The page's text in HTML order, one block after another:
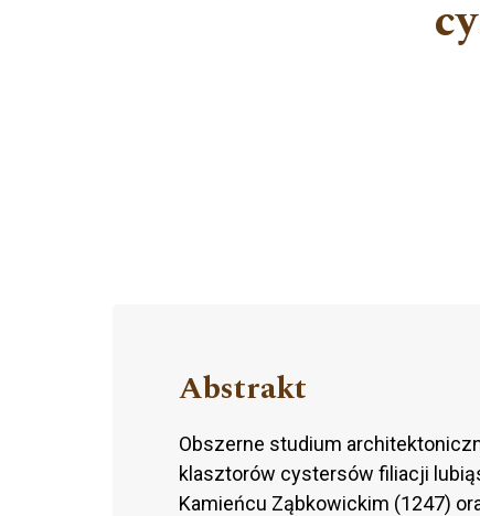
Abstrakt
Obszerne studium
klasztorów cystersów filiacji
Kamieńcu Ząbkowickim (1247)